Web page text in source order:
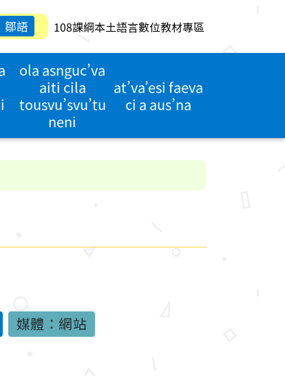
鄒語 108課綱本土語言數位教材專區
ola asnguc’va
aiti cila
tousvu’svu’tu
neni
at’va’esi faeva
ci a aus’na
媒體：網站